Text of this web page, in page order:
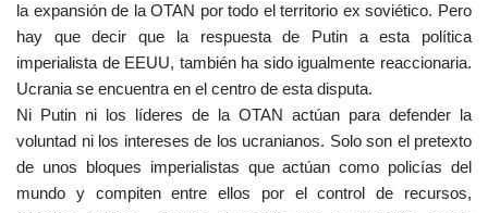
la expansión de la OTAN por todo el territorio ex soviético. Pero
hay que decir que la respuesta de Putin a esta política
imperialista de EEUU, también ha sido igualmente reaccionaria.
Ucrania se encuentra en el centro de esta disputa.
Ni Putin ni los líderes de la OTAN actúan para defender la
voluntad ni los intereses de los ucranianos. Solo son el pretexto
de unos bloques imperialistas que actúan como policías del
mundo y compiten entre ellos por el control de recursos,